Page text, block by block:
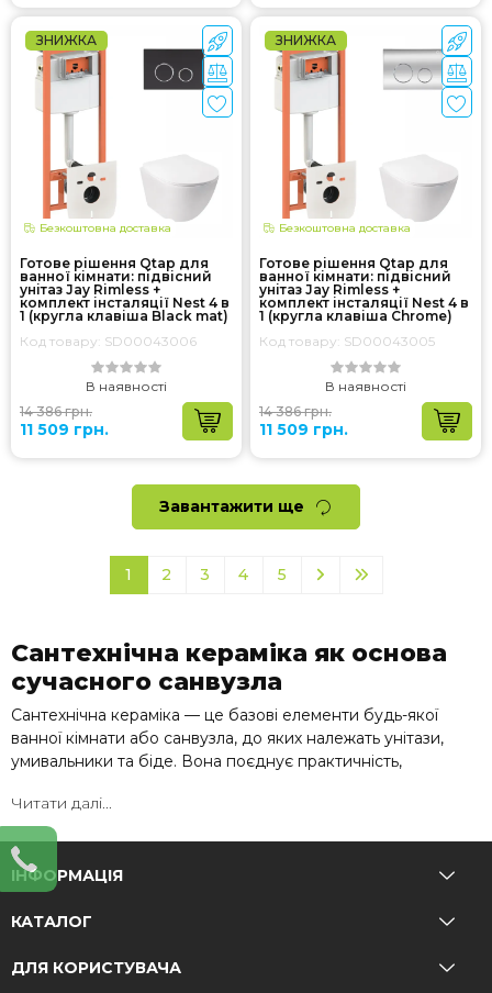
ЗНИЖКА
Безкоштовна доставка
Готове рішення Qtap для
ванної кімнати: підвісний
унітаз Jay Rimless +
комплект інсталяції Nest 4 в
1 (кругла клавіша Black mat)
Код товару: SD00043006
В наявності
14 386 грн.
11 509 грн.
ЗНИЖКА
Безкоштовна доставка
Готове рішення Qtap для
ванної кімнати: підвісний
унітаз Jay Rimless +
комплект інсталяції Nest 4 в
1 (кругла клавіша Chrome)
Код товару: SD00043005
В наявності
14 386 грн.
11 509 грн.
Завантажити ще
1 2 3 4 5
Сантехнічна кераміка як основа
сучасного санвузла
Сантехнічна кераміка — це базові елементи будь-якої
ванної кімнати або санвузла, до яких належать унітази,
умивальники та біде. Вона поєднує практичність,
комфортного користування сантехнікою.
Керамічні вироби широко використовуються завдяки
своїй міцності та стійкості до вологи й забруднень
Як працює сантехнічна кераміка
Функціональність залежить від типу виробу:
Читати далі...
ІНФОРМАЦІЯ
КАТАЛОГ
ДЛЯ КОРИСТУВАЧА